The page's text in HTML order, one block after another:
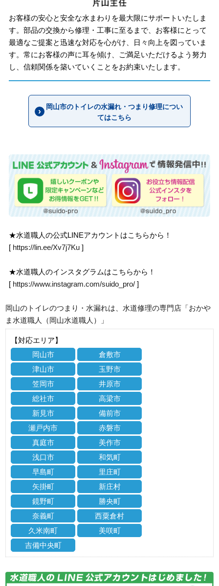
お客様の安心と安全な水まわりを最大限にサポートいたしま
す。部品の交換から修理・工事に至るまで、お客様にとって
最適なご提案と迅速な対応を心がけ、日々向上を図っていま
す。常にお客様の声に耳を傾け、ご満足いただけるよう努力
し、信頼関係を築いていくことをお約束いたします。
岡山市のトイレの水漏れ・つまり修理につい
てはこちら
★水道職人の公式LINEアカウントはこちらから！
[ https://lin.ee/Xv7j7Ku ]
★水道職人のインスタグラムはこちらから！
[ https://www.instagram.com/suido_pro/ ]
岡山のトイレのつまり・水漏れは、水道修理の専門店「おかや
ま水道職人（岡山水道職人）」
【対応エリア】
岡山市
倉敷市
津山市
玉野市
笠岡市
井原市
総社市
高梁市
新見市
備前市
瀬戸内市
赤磐市
真庭市
美作市
浅口市
和気町
早島町
里庄町
矢掛町
新庄村
鏡野町
勝央町
奈義町
西粟倉村
久米南町
美咲町
吉備中央町